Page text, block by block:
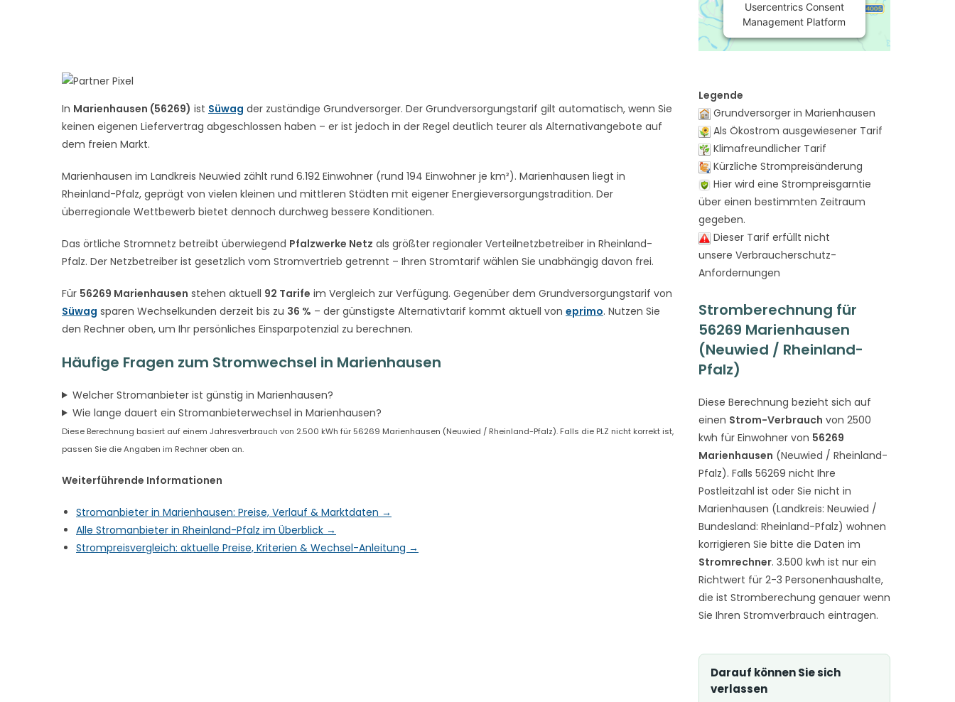
In Marienhausen (56269) ist Süwag der zuständige Grundversorger. Der Grundversorgungstarif gilt automatisch, wenn Sie
keinen eigenen Liefervertrag abgeschlossen haben – er ist jedoch in der Regel deutlich teurer als Alternativangebote auf
dem freien Markt.
Marienhausen im Landkreis Neuwied zählt rund 6.192 Einwohner (rund 194 Einwohner je km²). Marienhausen liegt in
Rheinland-Pfalz, geprägt von vielen kleinen und mittleren Städten mit eigener Energieversorgungstradition. Der
überregionale Wettbewerb bietet dennoch durchweg bessere Konditionen.
Das örtliche Stromnetz betreibt überwiegend Pfalzwerke Netz als größter regionaler Verteilnetzbetreiber in Rheinland-
Pfalz. Der Netzbetreiber ist gesetzlich vom Stromvertrieb getrennt – Ihren Stromtarif wählen Sie unabhängig davon frei.
Für 56269 Marienhausen stehen aktuell 92 Tarife im Vergleich zur Verfügung. Gegenüber dem Grundversorgungstarif von
Süwag sparen Wechselkunden derzeit bis zu 36 % – der günstigste Alternativtarif kommt aktuell von eprimo. Nutzen Sie
den Rechner oben, um Ihr persönliches Einsparpotenzial zu berechnen.
Häufige Fragen zum Stromwechsel in Marienhausen
Welcher Stromanbieter ist günstig in Marienhausen?
Wie lange dauert ein Stromanbieterwechsel in Marienhausen?
Diese Berechnung basiert auf einem Jahresverbrauch von 2.500 kWh für 56269 Marienhausen (Neuwied / Rheinland-Pfalz). Falls die PLZ nicht korrekt ist,
passen Sie die Angaben im Rechner oben an.
Weiterführende Informationen
Stromanbieter in Marienhausen: Preise, Verlauf & Marktdaten →
Alle Stromanbieter in Rheinland-Pfalz im Überblick →
Strompreisvergleich: aktuelle Preise, Kriterien & Wechsel-Anleitung →
Usercentrics Consent
Management Platform
Legende
Grundversorger in Marienhausen
Als Ökostrom ausgewiesener Tarif
Klimafreundlicher Tarif
Kürzliche Strompreisänderung
Hier wird eine Strompreisgarntie
über einen bestimmten Zeitraum
gegeben.
Dieser Tarif erfüllt nicht
unsere Verbraucherschutz-
Anfordernungen
Stromberechnung für
56269 Marienhausen
(Neuwied / Rheinland-
Pfalz)
Diese Berechnung bezieht sich auf
einen Strom-Verbrauch von 2500
kwh für Einwohner von 56269
Marienhausen (Neuwied / Rheinland-
Pfalz). Falls 56269 nicht Ihre
Postleitzahl ist oder Sie nicht in
Marienhausen (Landkreis: Neuwied /
Bundesland: Rheinland-Pfalz) wohnen
korrigieren Sie bitte die Daten im
Stromrechner. 3.500 kwh ist nur ein
Richtwert für 2-3 Personenhaushalte,
die ist Stromberechung genauer wenn
Sie Ihren Stromverbrauch eintragen.
Darauf können Sie sich
verlassen